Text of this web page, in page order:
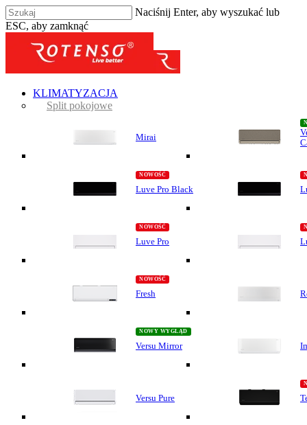
Naciśnij Enter, aby wyszukać lub
ESC, aby zamknąć
KLIMATYZACJA
Split pokojowe
Mirai
Luve Pro Black
Luve Pro
Fresh
Versu Mirror
Versu Pure